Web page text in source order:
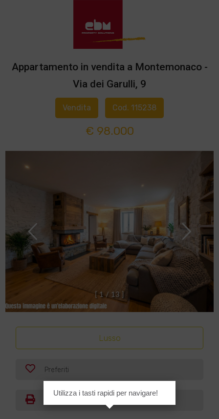
Appartamento in vendita a Montemonaco -
Via dei Garulli, 9
Vendita Cod. 115238
€ 98.000
[ 1 / 13
Lusso
Preferiti
Utilizza i tasti rapidi per navigare!